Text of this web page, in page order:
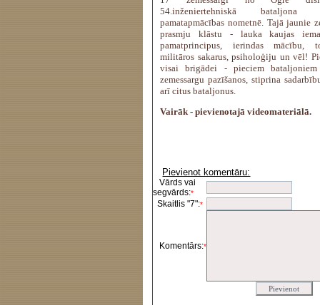
54.inženiertehniskā bataljona
pamatapmācības nometnē. Tajā jaunie
prasmju klāstu - lauka kaujas
pamatprincipus, ierindas mācību,
militāros sakarus, psiholoģiju un vēl!
visai brigādei - pieciem
zemessargu pazīšanos, stiprina
arī citus bataljonus.
Vairāk - pievienotajā videomateriālā.
Pievienot komentāru:
Vārds vai
segvārds:*
Skaitlis "7":*
Komentārs:*